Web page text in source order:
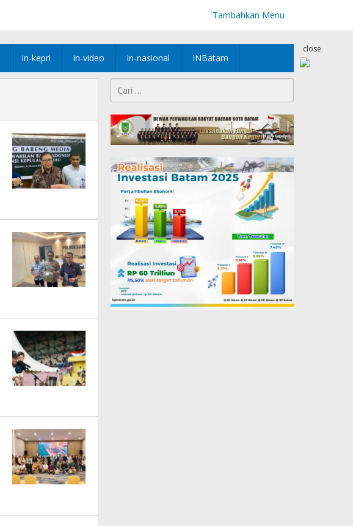
Tambahkan Menu
in-kepri in-video in-nasional INBatam
close
untuk: